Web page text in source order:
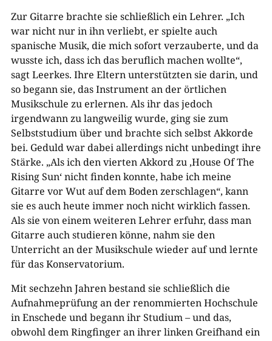
Zur Gitarre brachte sie schließlich ein Lehrer. „Ich
war nicht nur in ihn verliebt, er spielte auch
spanische Musik, die mich sofort verzauberte, und da
wusste ich, dass ich das beruflich machen wollte“,
sagt Leerkes. Ihre Eltern unterstützten sie darin, und
so begann sie, das Instrument an der örtlichen
Musikschule zu erlernen. Als ihr das jedoch
irgendwann zu langweilig wurde, ging sie zum
Selbststudium über und brachte sich selbst Akkorde
bei. Geduld war dabei allerdings nicht unbedingt ihre
Stärke. „Als ich den vierten Akkord zu ‚House Of The
Rising Sun‘ nicht finden konnte, habe ich meine
Gitarre vor Wut auf dem Boden zerschlagen“, kann
sie es auch heute immer noch nicht wirklich fassen.
Als sie von einem weiteren Lehrer erfuhr, dass man
Gitarre auch studieren könne, nahm sie den
Unterricht an der Musikschule wieder auf und lernte
für das Konservatorium.
Mit sechzehn Jahren bestand sie schließlich die
Aufnahmeprüfung an der renommierten Hochschule
in Enschede und begann ihr Studium – und das,
obwohl dem Ringfinger an ihrer linken Greifhand ein